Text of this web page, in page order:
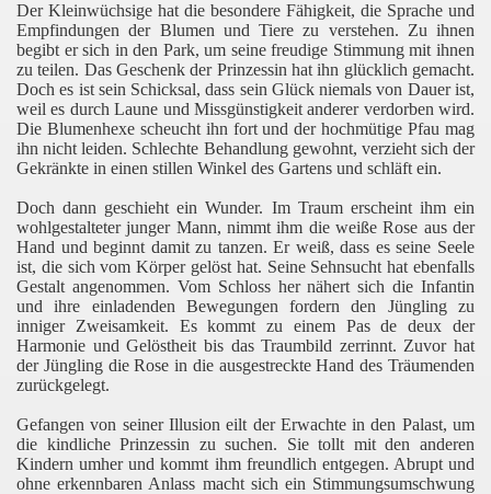
Der Kleinwüchsige hat die besondere Fähigkeit, die Sprache und
Empfindungen der Blumen und Tiere zu verstehen. Zu ihnen
begibt er sich in den Park, um seine freudige Stimmung mit ihnen
zu teilen. Das Geschenk der Prinzessin hat ihn glücklich gemacht.
Doch es ist sein Schicksal, dass sein Glück niemals von Dauer ist,
weil es durch Laune und Missgünstigkeit anderer verdorben wird.
Die Blumenhexe scheucht ihn fort und der hochmütige Pfau mag
ihn nicht leiden. Schlechte Behandlung gewohnt, verzieht sich der
Gekränkte in einen stillen Winkel des Gartens und schläft ein.
Doch dann geschieht ein Wunder. Im Traum erscheint ihm ein
wohlgestalteter junger Mann, nimmt ihm die weiße Rose aus der
Hand und beginnt damit zu tanzen. Er weiß, dass es seine Seele
ist, die sich vom Körper gelöst hat. Seine Sehnsucht hat ebenfalls
Gestalt angenommen. Vom Schloss her nähert sich die Infantin
und ihre einladenden Bewegungen fordern den Jüngling zu
inniger Zweisamkeit. Es kommt zu einem Pas de deux der
Harmonie und Gelöstheit bis das Traumbild zerrinnt. Zuvor hat
der Jüngling die Rose in die ausgestreckte Hand des Träumenden
zurückgelegt.
Gefangen von seiner Illusion eilt der Erwachte in den Palast, um
die kindliche Prinzessin zu suchen. Sie tollt mit den anderen
Kindern umher und kommt ihm freundlich entgegen. Abrupt und
ohne erkennbaren Anlass macht sich ein Stimmungsumschwung